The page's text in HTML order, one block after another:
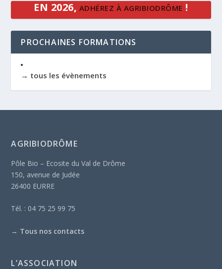
EN 2026, ADHÉREZ À AGRIBIODRÔME !
PROCHAINES FORMATIONS
→ tous les évènements
AGRIBIODRÔME
Pôle Bio – Ecosite du Val de Drôme
150, avenue de Judée
26400 EURRE
Tél. : 04 75 25 99 75
→ Tous nos contacts
L’ASSOCIATION